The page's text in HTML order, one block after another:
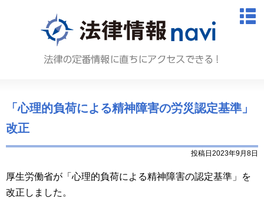
法律情
「心理的負荷による精神障害の労災認定基準」
改正
投稿日2023年9月8日
厚生労働省が「心理的負荷による精神障害の認定基準」を
改正しました。